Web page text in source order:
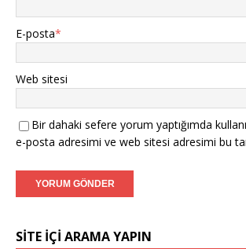
E-posta*
Web sitesi
Bir dahaki sefere yorum yaptığımda
e-posta adresimi ve web sitesi adresimi bu
SITE IÇI ARAMA YAPIN